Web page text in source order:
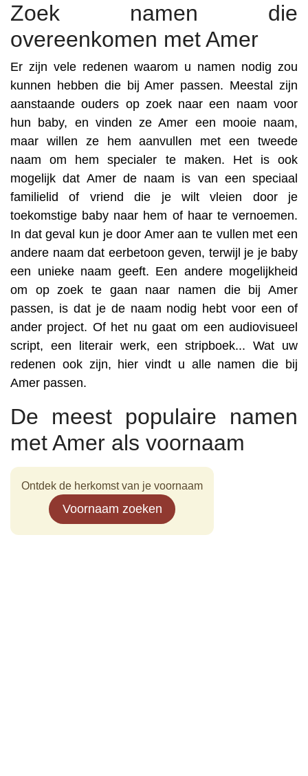
Zoek namen die
overeenkomen met Amer
Er zijn vele redenen waarom u namen nodig zou
kunnen hebben die bij Amer passen. Meestal zijn
aanstaande ouders op zoek naar een naam voor
hun baby, en vinden ze Amer een mooie naam,
maar willen ze hem aanvullen met een tweede
naam om hem specialer te maken. Het is ook
mogelijk dat Amer de naam is van een speciaal
familielid of vriend die je wilt vleien door je
toekomstige baby naar hem of haar te vernoemen.
In dat geval kun je door Amer aan te vullen met een
andere naam dat eerbetoon geven, terwijl je je baby
een unieke naam geeft. Een andere mogelijkheid
om op zoek te gaan naar namen die bij Amer
passen, is dat je de naam nodig hebt voor een of
ander project. Of het nu gaat om een audiovisueel
script, een literair werk, een stripboek... Wat uw
redenen ook zijn, hier vindt u alle namen die bij
Amer passen.
De meest populaire namen
met Amer als voornaam
Ontdek de herkomst van je voornaam
Voornaam zoeken